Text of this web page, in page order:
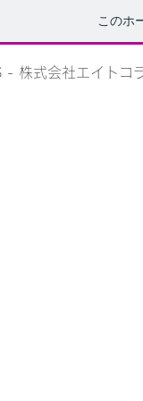
このホ
- 株式会社エイトコ